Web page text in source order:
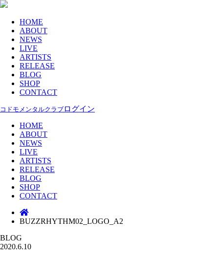
HOME
ABOUT
NEWS
LIVE
ARTISTS
RELEASE
BLOG
SHOP
CONTACT
コドモメンタルクラブ ログイン
HOME
ABOUT
NEWS
LIVE
ARTISTS
RELEASE
BLOG
SHOP
CONTACT
BUZZRHYTHM02_LOGO_A2
BLOG
2020.6.10